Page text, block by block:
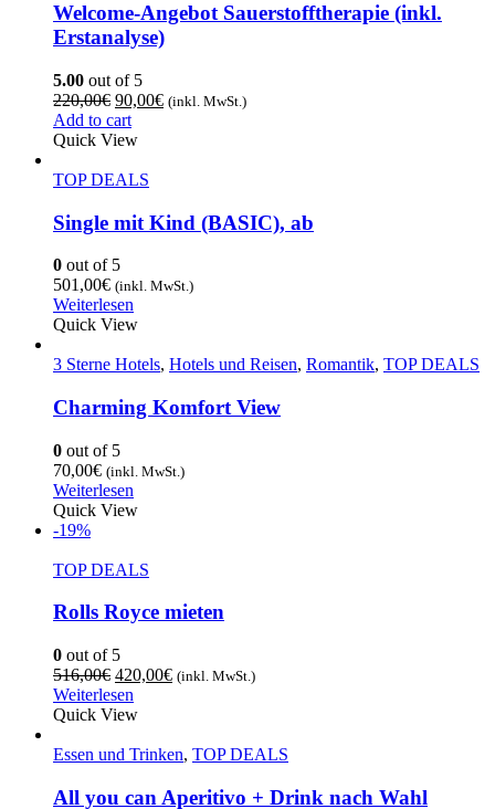
Welcome-Angebot Sauerstofftherapie (inkl.
Erstanalyse)
5.00 out of 5
220,00€ 90,00€ (inkl. MwSt.)
Add to cart
Quick View
TOP DEALS
Single mit Kind (BASIC), ab
0 out of 5
501,00€ (inkl. MwSt.)
Weiterlesen
Quick View
3 Sterne Hotels, Hotels und Reisen, Romantik, TOP DEALS
Charming Komfort View
0 out of 5
70,00€ (inkl. MwSt.)
Weiterlesen
Quick View
-19%
TOP DEALS
Rolls Royce mieten
0 out of 5
516,00€ 420,00€ (inkl. MwSt.)
Weiterlesen
Quick View
Essen und Trinken, TOP DEALS
All you can Aperitivo + Drink nach Wahl